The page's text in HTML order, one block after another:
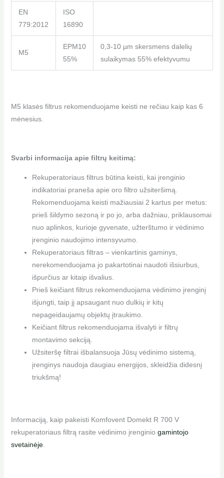
EN
779:2012
ISO
16890
M5
EPM10
55%
0,3-10 µm skersmens dalelių
sulaikymas 55% efektyvumu
M5 klasės filtrus rekomenduojame keisti ne rečiau kaip kas 6
mėnesius.
Svarbi informacija apie filtrų keitimą:
Rekuperatoriaus filtrus būtina keisti, kai įrenginio
indikatoriai praneša apie oro filtro užsiteršimą.
Rekomenduojama keisti mažiausiai 2 kartus per metus:
prieš šildymo sezoną ir po jo, arba dažniau, priklausomai
nuo aplinkos, kurioje gyvenate, užterštumo ir vėdinimo
įrenginio naudojimo intensyvumo.
Rekuperatoriaus filtras – vienkartinis gaminys,
nerekomenduojama jo pakartotinai naudoti išsiurbus,
išpurčius ar kitaip išvalius.
Prieš keičiant filtrus rekomenduojama vėdinimo įrenginį
išjungti, taip jį apsaugant nuo dulkių ir kitų
nepageidaujamų objektų įtraukimo.
Keičiant filtrus rekomenduojama išvalyti ir filtrų
montavimo sekciją.
Užsiteršę filtrai išbalansuoja Jūsų vėdinimo sistemą,
įrenginys naudoja daugiau energijos, skleidžia didesnį
triukšmą!
Informaciją, kaip pakeisti Komfovent Domekt R 700 V
rekuperatoriaus filtrą rasite vėdinimo įrenginio gamintojo
svetainėje.